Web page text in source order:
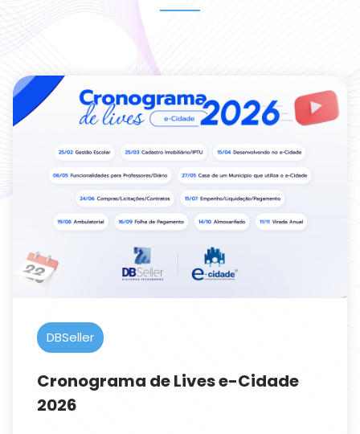
DBSeller
Cronograma de Lives e-Cidade
2026